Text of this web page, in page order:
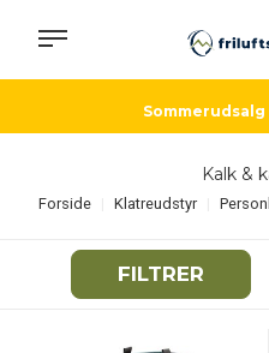
Kalk &
Forside Klatreudstyr
FILTRER